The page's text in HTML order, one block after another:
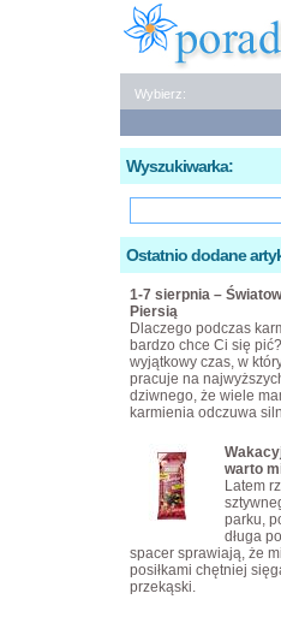
Wybierz:
Wyszukiwarka:
Ostatnio dodane
1-7 sierpnia –
Piersią
Dlaczego podczas
bardzo chce Ci się
wyjątkowy czas, w
pracuje na
dziwnego, że wiele
karmienia odczuwa
warto
Latem
parku,
długa
spacer sprawiają, że
posiłkami chętniej
przekąski.